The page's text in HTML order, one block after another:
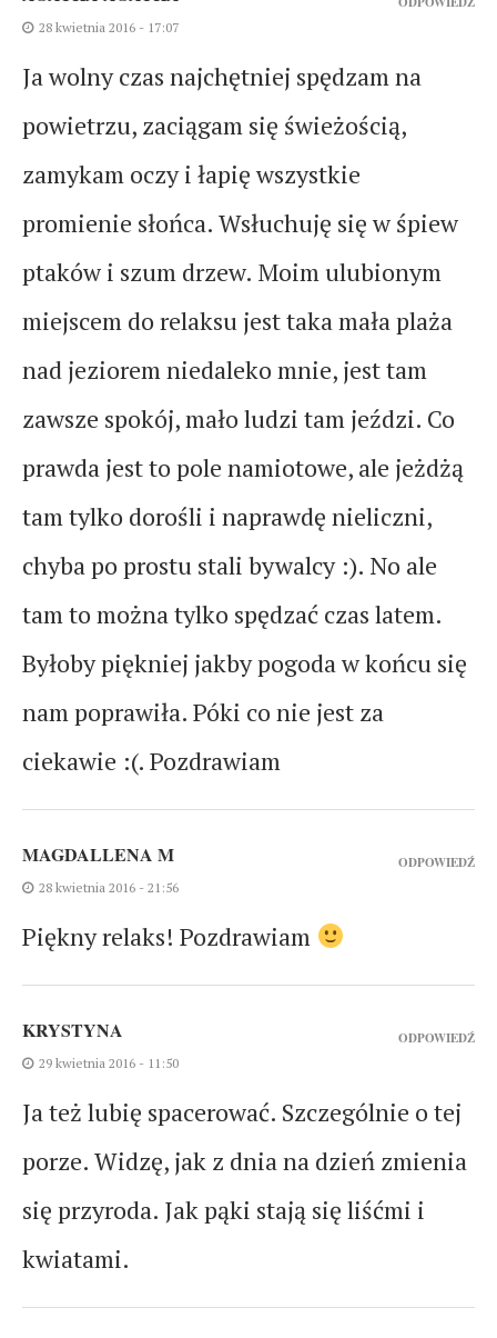
28 kwietnia 2016 - 17:07
Ja wolny czas najchętniej spędzam na
powietrzu, zaciągam się świeżością,
zamykam oczy i łapię wszystkie
promienie słońca. Wsłuchuję się w śpiew
ptaków i szum drzew. Moim ulubionym
miejscem do relaksu jest taka mała plaża
nad jeziorem niedaleko mnie, jest tam
zawsze spokój, mało ludzi tam jeździ. Co
prawda jest to pole namiotowe, ale jeżdżą
tam tylko dorośli i naprawdę nieliczni,
chyba po prostu stali bywalcy :). No ale
tam to można tylko spędzać czas latem.
Byłoby piękniej jakby pogoda w końcu się
nam poprawiła. Póki co nie jest za
ciekawie :(. Pozdrawiam
MAGDALLENA M
28 kwietnia 2016 - 21:56
Piękny relaks! Pozdrawiam
ODPOWIEDŹ
KRYSTYNA
29 kwietnia 2016 - 11:50
Ja też lubię spacerować. Szczególnie o tej
porze. Widzę, jak z dnia na dzień zmienia
się przyroda. Jak pąki stają się liśćmi i
kwiatami.
ODPOWIEDŹ